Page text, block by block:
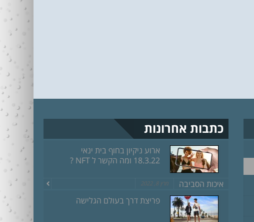
כתבות אחרונות
ארוע ניקיון בחוף בית ינאי
18.3.22 ומה הקשר ל NFT ?
איכות הסביבה מרץ 8, 2022
פריצת דרך בעולם הגלישה